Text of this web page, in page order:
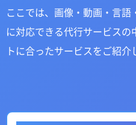
ここでは、画像・動画・言
に対応できる代行サービス
トに合ったサービスをご紹介